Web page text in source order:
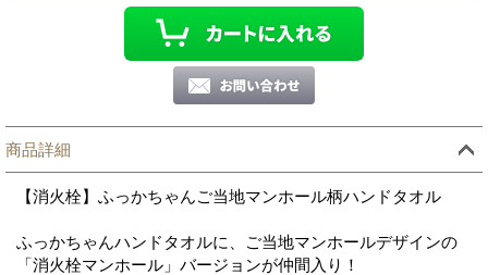
商品詳細
【消火栓】ふっかちゃんご当地マンホール柄ハンドタオル
ふっかちゃんハンドタオルに、ご当地マンホールデザインの
「消火栓マンホール」バージョンが仲間入り！